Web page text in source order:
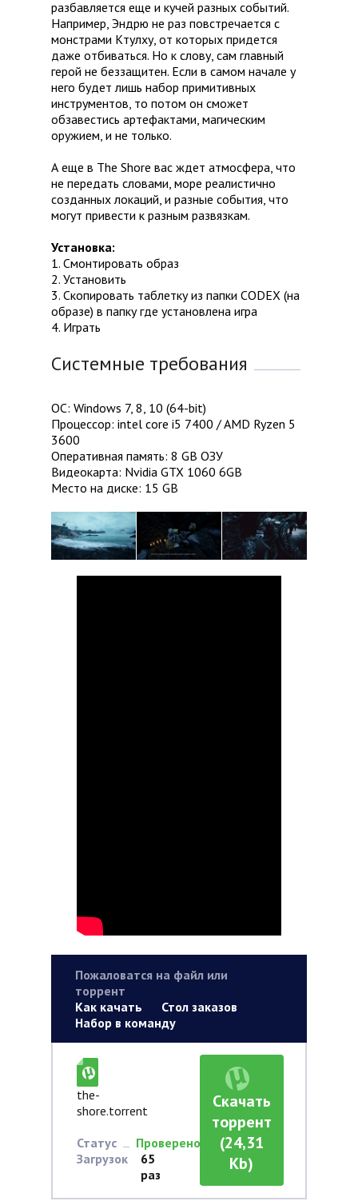
разбавляется еще и кучей разных событий.
Например, Эндрю не раз повстречается с
монстрами Ктулху, от которых придется
даже отбиваться. Но к слову, сам главный
герой не беззащитен. Если в самом начале у
него будет лишь набор примитивных
инструментов, то потом он сможет
обзавестись артефактами, магическим
оружием, и не только.
А еще в The Shore вас ждет атмосфера, что
не передать словами, море реалистично
созданных локаций, и разные события, что
могут привести к разным развязкам.
Установка:
1. Смонтировать образ
2. Установить
3. Скопировать таблетку из папки CODEX (на
образе) в папку где установлена игра
4. Играть
Системные требования
ОС: Windows 7, 8, 10 (64-bit)
Процессор: intel core i5 7400 / AMD Ryzen 5
3600
Оперативная память: 8 GB ОЗУ
Видеокарта: Nvidia GTX 1060 6GB
Место на диске: 15 GB
Пожаловатся на файл или
торрент
Как качать
Стол заказов
Набор в команду
the-
shore.torrent
Статус
Проверено
Загрузок
65
раз
Скачать
торрент
(24,31
Kb)